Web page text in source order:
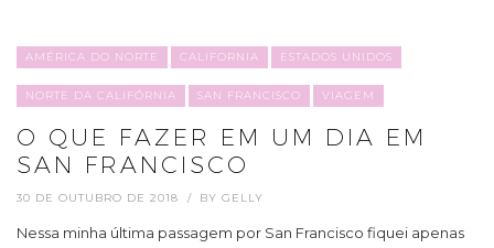
AMÉRICA DO NORTE CALIFORNIA ESTADOS UNIDOS
NORTE DA CALIFÓRNIA SAN FRANCISCO VIAGEM
O QUE FAZER EM UM DIA EM
SAN FRANCISCO
30 DE OUTUBRO DE 2018 BY GELLY
Nessa minha última passagem por San Francisco fiquei apenas